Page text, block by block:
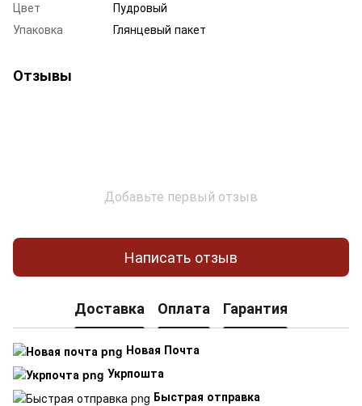
Цвет
Пудровый
Упаковка
Глянцевый пакет
Отзывы
Добавьте первый отзыв
Написать отзыв
Доставка Оплата Гарантия
Новая Почта
Укрпошта
Быстрая отправка